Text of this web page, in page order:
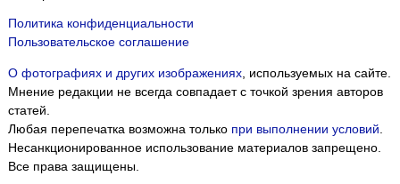
Политика конфиденциальности
Пользовательское соглашение
О фотографиях и других изображениях, используемых на сайте.
Мнение редакции не всегда совпадает с точкой зрения авторов
статей.
Любая перепечатка возможна только при выполнении условий
Несанкционированное использование материалов запрещено.
Все права защищены.